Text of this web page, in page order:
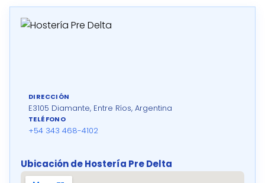
DIRECCIÓN
E3105 Diamante, Entre Ríos, Argentina
TELÉFONO
+54 343 468-4102
Ubicación de Hostería Pre Delta